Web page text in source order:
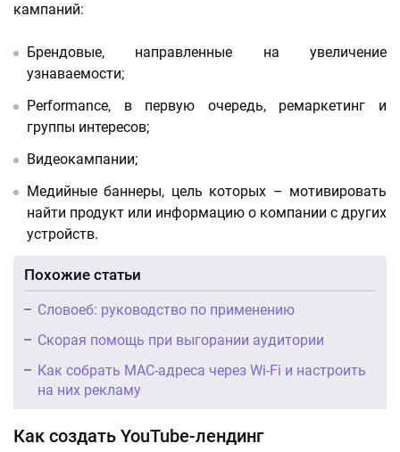
кампаний:
Брендовые, направленные на увеличение
узнаваемости;
Performance, в первую очередь, ремаркетинг и
группы интересов;
Видеокампании;
Медийные баннеры, цель которых – мотивировать
найти продукт или информацию о компании с других
устройств.
Похожие статьи
Словоеб: руководство по применению
Скорая помощь при выгорании аудитории
Как собрать MAC-адреса через Wi-Fi и настроить
на них рекламу
Как создать YouTube-лендинг